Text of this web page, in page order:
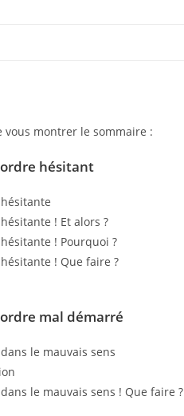
vous montrer le sommaire :
hésitant
! Et alors ?
! Pourquoi ?
! Que faire ?
mal démarré
le mauvais sens
le mauvais sens ! Que faire ?